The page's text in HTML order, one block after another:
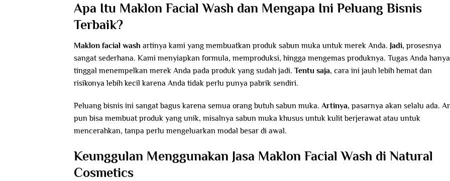
Apa Itu Maklon Facial Wash dan Mengapa Ini Peluang Bisnis
Terbaik?
Maklon facial wash artinya kami yang membuatkan produk sabun muka untuk merek Anda. Jadi, prosesnya
sangat sederhana. Kami menyiapkan formula, memproduksi, hingga mengemas produknya. Tugas Anda hanya
tinggal menempelkan merek Anda pada produk yang sudah jadi. Tentu saja, cara ini jauh lebih hemat dan
risikonya lebih kecil karena Anda tidak perlu punya pabrik sendiri.
Peluang bisnis ini sangat bagus karena semua orang butuh sabun muka. Artinya, pasarnya akan selalu ada.
pun bisa membuat produk yang unik, misalnya sabun muka khusus untuk kulit berjerawat atau untuk
mencerahkan, tanpa perlu mengeluarkan modal besar di awal.
Keunggulan Menggunakan Jasa Maklon Facial Wash di Natural
Cosmetics